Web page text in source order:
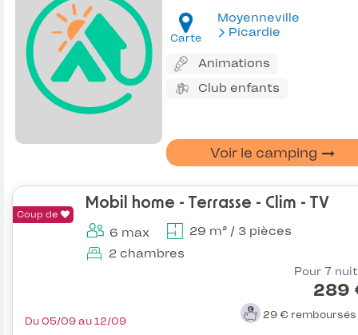
Carte
Moyenneville
Picardie
Animations
Club enfants
Voir le camping
Coup de
Mobil home - Terrasse - Clim - TV
6 max
29 m² / 3 pièces
2 chambres
Pour 7
289
29 € remboursés
Du 05/09 au 12/09